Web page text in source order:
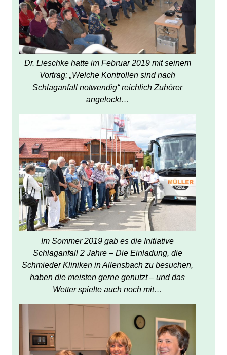
Dr. Lieschke hatte im Februar 2019 mit seinem
Vortrag: „Welche Kontrollen sind nach
Schlaganfall notwendig“ reichlich Zuhörer
angelockt…
Im Sommer 2019 gab es die Initiative
Schlaganfall 2 Jahre – Die Einladung, die
Schmieder Kliniken in Allensbach zu besuchen,
haben die meisten gerne genutzt – und das
Wetter spielte auch noch mit…